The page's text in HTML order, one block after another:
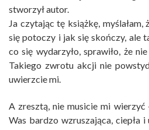
stworzył autor.
Ja czytając tę książkę,
się potoczy i jak się skończy, ale
co się wydarzyło, sprawiło, że
Takiego zwrotu akcji nie
uwierzcie mi.
A zresztą, nie musicie mi wierzyć
Was bardzo wzruszająca, ciepła